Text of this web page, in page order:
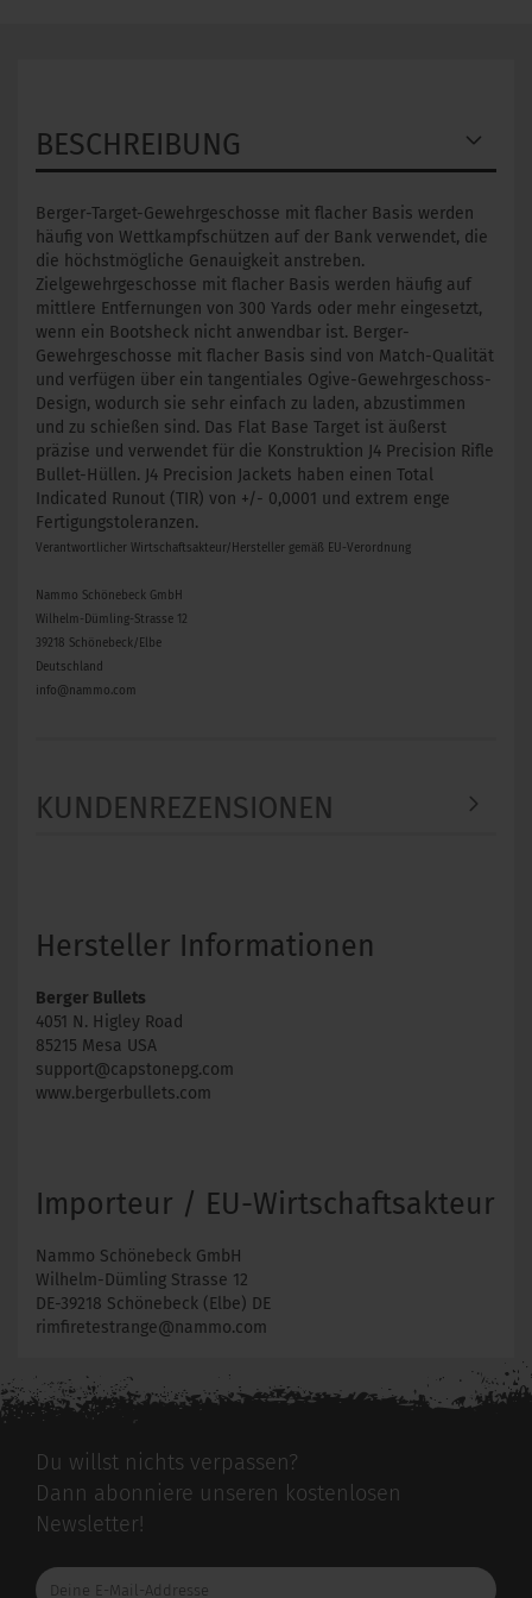
BESCHREIBUNG
Berger-Target-Gewehrgeschosse mit flacher Basis werden
häufig von Wettkampfschützen auf der Bank verwendet, die
die höchstmögliche Genauigkeit anstreben.
Zielgewehrgeschosse mit flacher Basis werden häufig auf
mittlere Entfernungen von 300 Yards oder mehr eingesetzt,
wenn ein Bootsheck nicht anwendbar ist. Berger-
Gewehrgeschosse mit flacher Basis sind von Match-Qualität
und verfügen über ein tangentiales Ogive-Gewehrgeschoss-
Design, wodurch sie sehr einfach zu laden, abzustimmen
und zu schießen sind. Das Flat Base Target ist äußerst
präzise und verwendet für die Konstruktion J4 Precision Rifle
Bullet-Hüllen. J4 Precision Jackets haben einen Total
Indicated Runout (TIR) ​​von +/- 0,0001 und extrem enge
Fertigungstoleranzen.
Verantwortlicher Wirtschaftsakteur/Hersteller gemäß EU-Verordnung
Nammo Schönebeck GmbH
Wilhelm-Dümling-Strasse 12
39218 Schönebeck/Elbe
Deutschland
info@nammo.com
KUNDENREZENSIONEN
Hersteller Informationen
Berger Bullets
4051 N. Higley Road
85215 Mesa USA
support@capstonepg.com
www.bergerbullets.com
Importeur / EU-Wirtschaftsakteur
Nammo Schönebeck GmbH
Wilhelm-Dümling Strasse 12
DE-39218 Schönebeck (Elbe) DE
rimfiretestrange@nammo.com
Du willst nichts verpassen?
Dann abonniere unseren kostenlosen
Newsletter!
Deine